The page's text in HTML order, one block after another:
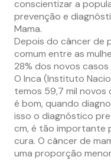
conscientizar a
prevenção e
Mama.
Depois do câncer de
comum entre as
28% dos novos casos
O Inca (Instituto
temos 59,7 mil novos
é bom, quando
isso o diagnóstico
cm, é tão importante
cura. O câncer de
uma proporção